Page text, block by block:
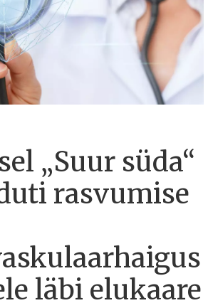
„Suur süda“
rasvumise
läbi elukaare